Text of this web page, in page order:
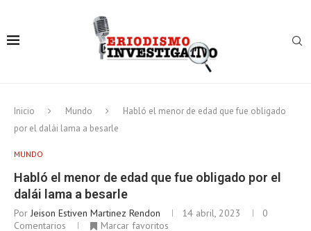
Inicio Mundo
Habló el menor de edad que fue obligado
por el dalái lama a besarle
MUNDO
Habló el menor de edad que fue obligado por el
dalái lama a besarle
Por Jeison Estiven Martinez Rendon 14 abril, 2023
0
Comentarios
Marcar favoritos